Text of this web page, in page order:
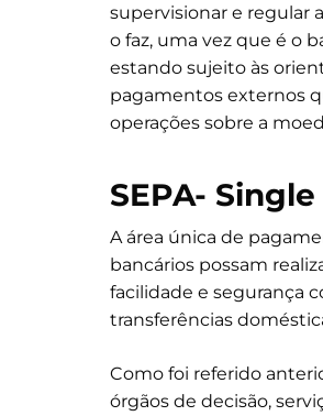
supervisionar e regular
o faz, uma vez que é o
estando sujeito às
pagamentos externos
operações sobre a
SEPA-
A área única de
bancários possam
facilidade e segurança
transferências
Como foi referido
órgãos de decisão,